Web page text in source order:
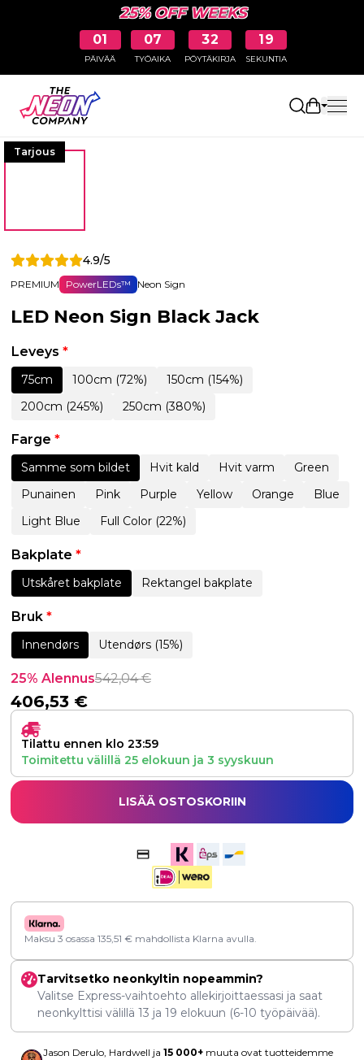
25% OFF WEEKS
01
PÄIVÄÄ
07
TYÖAIKA
32
PÖYTÄKIRJA
19
SEKUNTIA
Avaa
Tarjous
4.9/5
PREMIUM PowerLEDs™ Neon Sign
LED Neon Sign Black Jack
Leveys *
75cm 100cm (72%)
150cm (154%)
200cm (245%)
250cm (380%)
Farge *
Samme som bildet Hvit kald Hvit varm
Green
Punainen
Pink Purple Yellow Orange
Blue
Light Blue
Full Color (22%)
Bakplate *
Utskåret bakplate Rektangel bakplate
Bruk *
Innendørs Utendørs (15%)
25% Alennus542,04€
406,53 €
Tilattu ennen klo 23:59
Toimitettu välillä 25 elokuun ja 3 syyskuun
LISÄÄ OSTOSKORIIN
Maksu 3 osassa 135,51 € mahdollista Klarna avulla.
Tarvitsetko neonkyltin nopeammin?
Valitse Express-vaihtoehto allekirjoittaessasi ja saat
neonkylttisi välillä 13 ja 19 elokuun (6-10 työpäivää).
Jason Derulo, Hardwell ja 15 000+ muuta ovat tuotteidemme